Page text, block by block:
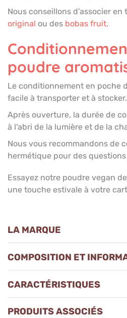
Nous conseillons d'associer en
original ou des bobas fruit.
poudre
Le conditionnement en poche
facile à transporter et à stocker.
Après ouverture, la durée de
à l'abri de la lumière et de la
Nous vous recommandons de
hermétique pour des
Essayez notre poudre vegan
une touche estivale à votre
LA MARQUE
COMPOSITION ET
CARACTÉRISTIQUES
PRODUITS ASSOCIÉS